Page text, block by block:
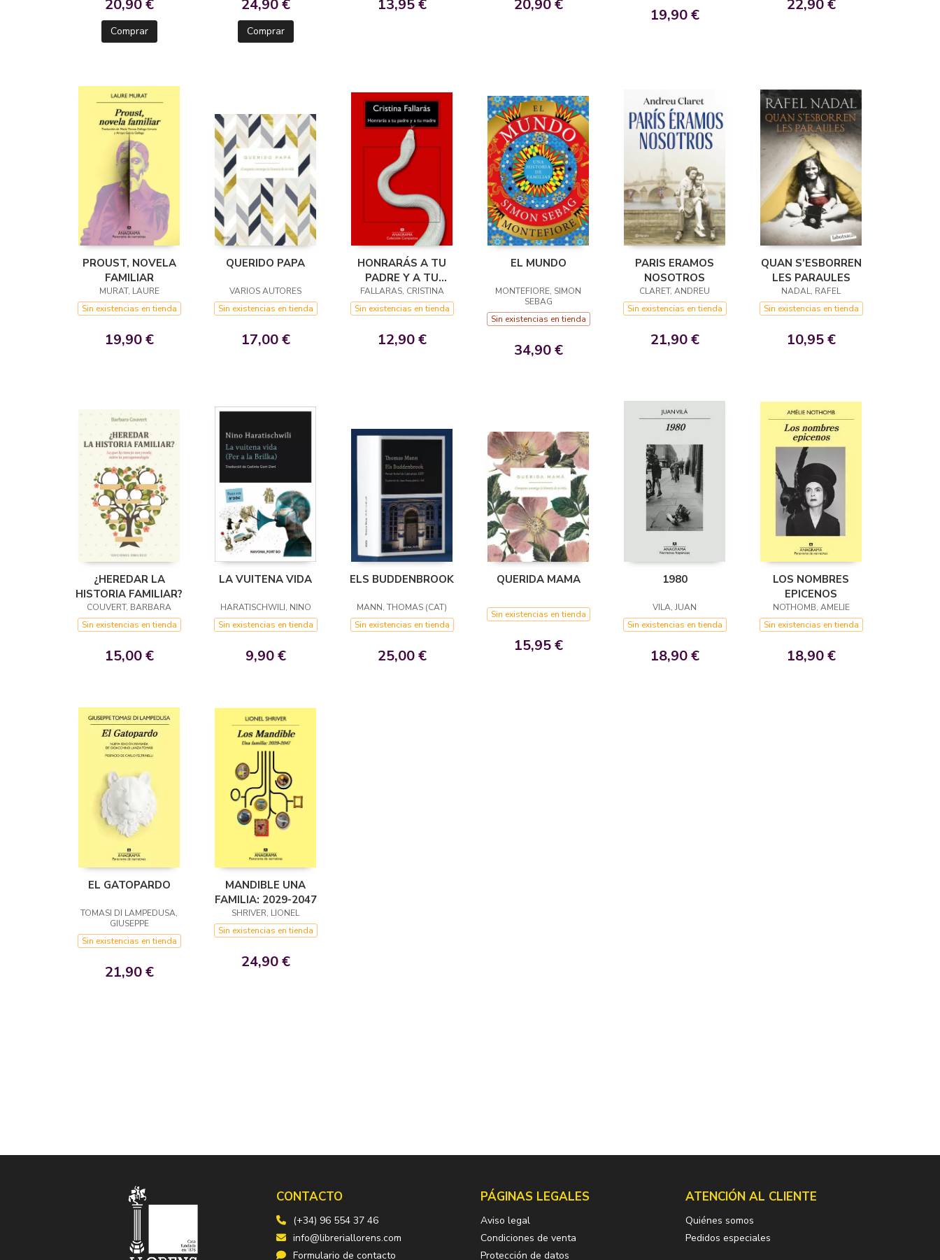
20,90 €
Comprar
24,90 €
Comprar
13,95 € 20,90 €
19,90 €
22,90 €
PROUST, NOVELA
FAMILIAR
MURAT, LAURE
Sin existencias en tienda
19,90 €
QUERIDO PAPA
VARIOS AUTORES
Sin existencias en tienda
17,00 €
HONRARÁS A TU
PADRE Y A TU
MADRE
FALLARAS, CRISTINA
Sin existencias en tienda
12,90 €
EL MUNDO
MONTEFIORE, SIMON
SEBAG
Sin existencias en tienda
34,90 €
PARIS ERAMOS
NOSOTROS
CLARET, ANDREU
Sin existencias en tienda
21,90 €
QUAN S'ESBORREN
LES PARAULES
NADAL, RAFEL
Sin existencias en tienda
10,95 €
¿HEREDAR LA
HISTORIA FAMILIAR?
COUVERT, BARBARA
Sin existencias en tienda
15,00 €
LA VUITENA VIDA
HARATISCHWILI, NINO
Sin existencias en tienda
9,90 €
ELS BUDDENBROOK
MANN, THOMAS (CAT)
Sin existencias en tienda
25,00 €
QUERIDA MAMA
Sin existencias en tienda
15,95 €
1980
VILA, JUAN
Sin existencias en tienda
18,90 €
LOS NOMBRES
EPICENOS
NOTHOMB, AMELIE
Sin existencias en tienda
18,90 €
EL GATOPARDO
TOMASI DI LAMPEDUSA,
GIUSEPPE
Sin existencias en tienda
21,90 €
MANDIBLE UNA
FAMILIA: 2029-2047
SHRIVER, LIONEL
Sin existencias en tienda
24,90 €
CONTACTO
(+34) 96 554 37 46
info@libreriallorens.com
Formulario de contacto
PÁGINAS LEGALES
Aviso legal
Condiciones de venta
Protección de datos
ATENCIÓN AL CLIENTE
Quiénes somos
Pedidos especiales